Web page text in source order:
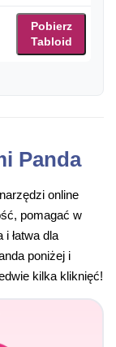
Pobierz
Tabloid
Panda
online
pomagać w
łatwa dla
poniżej i
kilka kliknięć!